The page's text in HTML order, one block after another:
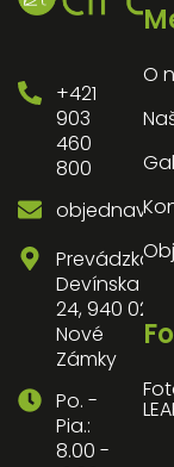
+421
903
460
800
Prevádzka:
Devínska
24, 940 02
Nové
Zámky
Po. -
Pia.:
8.00 -
O